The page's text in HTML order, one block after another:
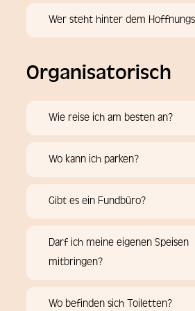
Wer steht hinter dem
Organisatorisch
Wie reise ich am besten an?
Wo kann ich parken?
Gibt es ein Fundbüro?
Darf ich meine eigenen Speisen
mitbringen?
Wo befinden sich Toiletten?